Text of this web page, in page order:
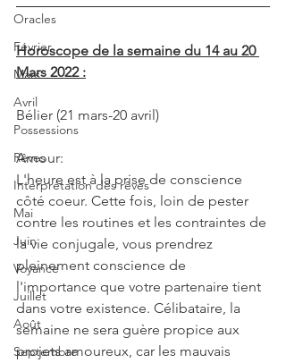
Oracles
Février
Mars
Avril
Possessions
Rêves
Interprétation des rêves
Mai
Juin
Voyance
Juillet
Août
Septembre
Horoscope de la semaine du 14 au 20
Mars 2022 :
Bélier (21 mars-20 avril)
Amour:
L'heure est à la prise de conscience
côté coeur. Cette fois, loin de pester
contre les routines et les contraintes de
la vie conjugale, vous prendrez
pleinement conscience de
l'importance que votre partenaire tient
dans votre existence. Célibataire, la
semaine ne sera guère propice aux
projets amoureux, car les mauvais